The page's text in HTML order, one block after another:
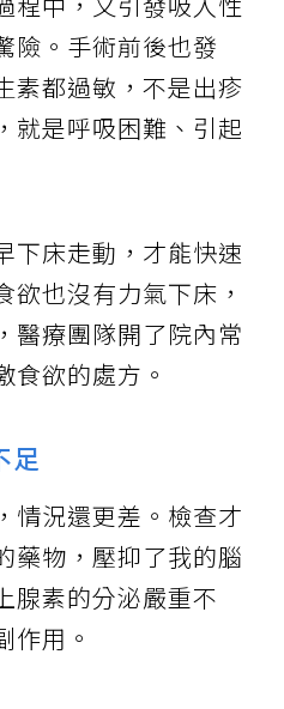
險。手術前後也發
素都過敏，不是出疹
就是呼吸困難、引起
下床走動，才能快速
欲也沒有力氣下床，
醫療團隊開了院內常
食欲的處方。
足
情況還更差。檢查才
藥物，壓抑了我的腦
腺素的分泌嚴重不
作用。